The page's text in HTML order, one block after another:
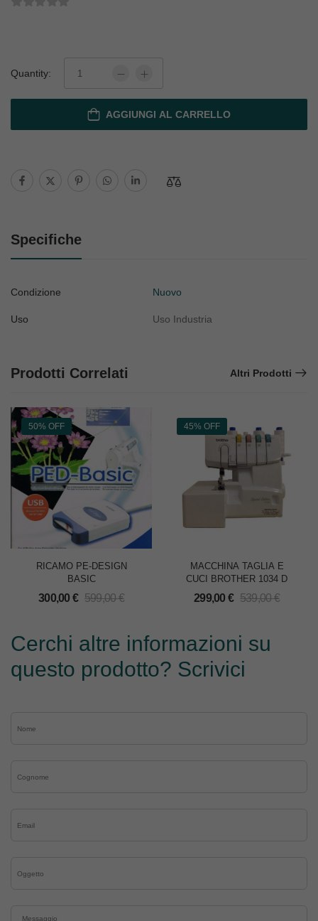
Quantity:
AGGIUNGI AL CARRELLO
Specifiche
Condizione Nuovo
Uso Uso Industria
Prodotti Correlati Altri Prodotti
50% OFF
RICAMO PE-DESIGN
BASIC
300,00 € 599,00€
45% OFF
MACCHINA TAGLIA E
CUCI BROTHER 1034 D
299,00 € 539,00€
Cerchi altre informazioni su
questo prodotto? Scrivici